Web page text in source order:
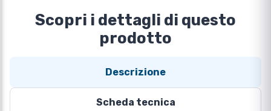
Scopri i dettagli di questo
prodotto
Descrizione
Scheda tecnica